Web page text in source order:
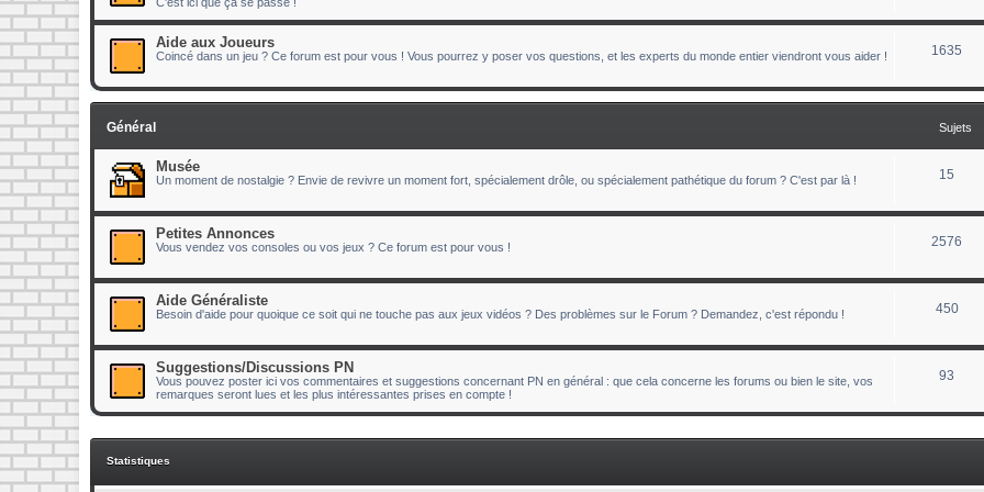
Aide aux Joueurs
Coincé dans un jeu ? Ce forum est pour vous ! Vous pourrez y poser vos questions, et les experts du monde entier viendront vous aider ! 1635
Général Sujets
Musée
Un moment de nostalgie ? Envie de revivre un moment fort, spécialement drôle, ou spécialement pathétique du forum ? C'est par là ! 15
Petites Annonces
Vous vendez vos consoles ou vos jeux ? Ce forum est pour vous ! 2576
Aide Généraliste
Besoin d'aide pour quoique ce soit qui ne touche pas aux jeux vidéos ? Des problèmes sur le Forum ? Demandez, c'est répondu ! 450
Suggestions/Discussions PN
Vous pouvez poster ici vos commentaires et suggestions concernant PN en général : que cela concerne les forums ou bien le site, vos
remarques seront lues et les plus intéressantes prises en compte !
93
Statistiques